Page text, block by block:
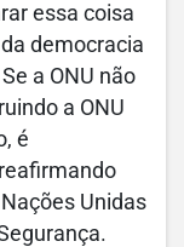
essa coisa
democracia
a ONU não
a ONU
é
Unidas